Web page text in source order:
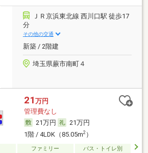
ＪＲ京浜東北線 西川口駅 徒歩17
分
その他の交通
新築 / 2階建
埼玉県蕨市南町４
21 万円
管理費なし
21万円
21万円
1階 / 4LDK（85.05m2）
ファミリー
バス・トイレ別